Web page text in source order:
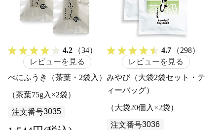
4.2
（34）
レビューを見る
べにふうき（茶葉・2袋入）
（茶葉75g入×2袋）
注文番号3035
4.7
（298）
レビューを見る
みやび（大袋2袋セット・テ
ィーバッグ）
（大袋20個入×2袋）
注文番号3036